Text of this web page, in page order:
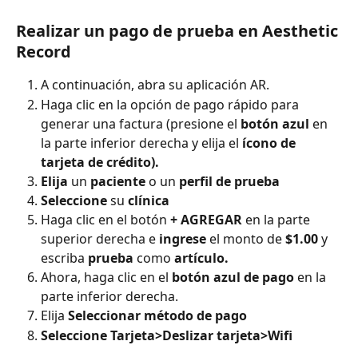
Realizar un pago de prueba en Aesthetic
Record
A continuación, abra su aplicación AR.
Haga clic en la opción de pago rápido para
generar una factura (presione el botón azul en
la parte inferior derecha y elija el ícono de
tarjeta de crédito).
Elija un paciente o un perfil de prueba
Seleccione su clínica
Haga clic en el botón + AGREGAR en la parte
superior derecha e ingrese el monto de $1.00 y
escriba prueba como artículo.
Ahora, haga clic en el botón azul de pago en la
parte inferior derecha.
Elija Seleccionar método de pago
Seleccione Tarjeta>Deslizar tarjeta>Wifi